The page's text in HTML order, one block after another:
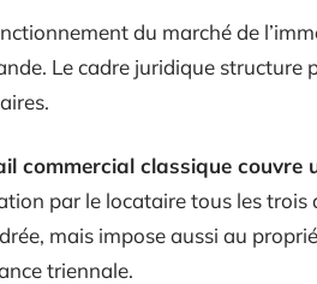
du marché de
Le cadre juridique structure
commercial classique couvre
par le locataire tous les
mais impose aussi au
triennale.